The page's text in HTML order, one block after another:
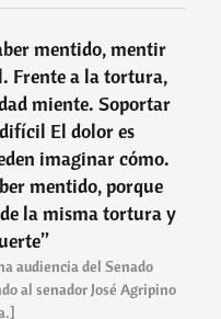
mentido, mentir
Frente a la tortura,
miente. Soportar
El dolor es
imaginar cómo.
mentido, porque
la misma tortura y
”
audiencia del Senado
al senador José Agripino